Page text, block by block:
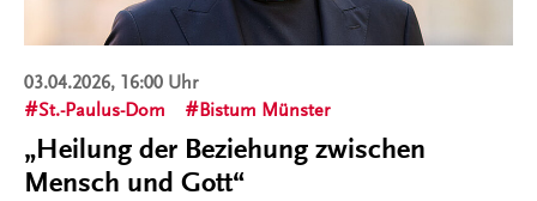
03.04.2026, 16:00 Uhr
St.-Paulus-Dom
Bistum Münster
„Heilung der Beziehung zwischen
Mensch und Gott“